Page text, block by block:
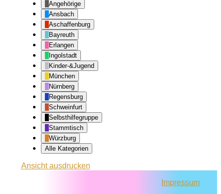
Angehörige
Ansbach
Aschaffenburg
Bayreuth
Erlangen
Ingolstadt
Kinder-&Jugend
München
Nürnberg
Regensburg
Schweinfurt
Selbsthilfegruppe
Stammtisch
Würzburg
Alle Kategorien
Ansichtausdrucken
Impressum